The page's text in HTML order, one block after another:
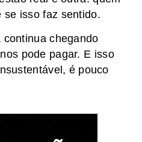
se isso faz sentido.
chegando
pode pagar. E isso
é pouco